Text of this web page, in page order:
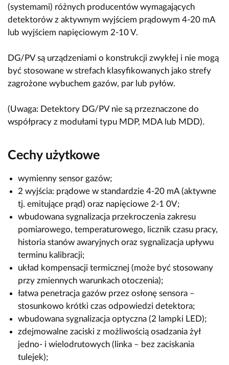
(systemami) różnych producentów wymagających
detektorów z aktywnym wyjściem prądowym 4-20 mA
lub wyjściem napięciowym 2-10 V.
DG/PV są urządzeniami o konstrukcji zwykłej i nie mogą
być stosowane w strefach klasyfikowanych jako strefy
zagrożone wybuchem gazów, par lub pyłów.
(Uwaga: Detektory DG/PV nie są przeznaczone do
współpracy z modułami typu MDP, MDA lub MDD).
Cechy użytkowe
wymienny sensor gazów;
2 wyjścia: prądowe w standardzie 4-20 mA (aktywne
tj. emitujące prąd) oraz napięciowe 2-1 0V;
wbudowana sygnalizacja przekroczenia zakresu
pomiarowego, temperaturowego, licznik czasu pracy,
historia stanów awaryjnych oraz sygnalizacja upływu
terminu kalibracji;
układ kompensacji termicznej (może być stosowany
przy zmiennych warunkach otoczenia);
łatwa penetracja gazów przez osłonę sensora –
stosunkowo krótki czas odpowiedzi detektora;
wbudowana sygnalizacja optyczna (2 lampki LED);
zdejmowalne zaciski z możliwością osadzania żył
jedno- i wielodrutowych (linka – bez zaciskania
tulejek);